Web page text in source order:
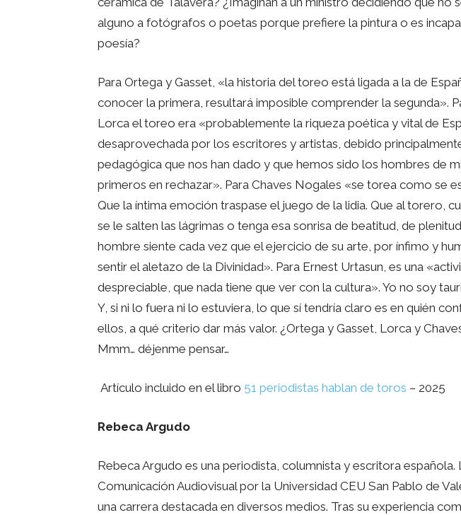
alguno a fotógrafos o poetas porque prefiere la pintura o es
poesía?
Para Ortega y Gasset, «la historia del toreo está ligada a la de
conocer la primera, resultará imposible comprender la segunda».
Lorca el toreo era «probablemente la riqueza poética y vital de
desaprovechada por los escritores y artistas, debido
pedagógica que nos han dado y que hemos sido los hombres de
primeros en rechazar». Para Chaves Nogales «se torea como se
Que la íntima emoción traspase el juego de la lidia. Que al torero,
se le salten las lágrimas o tenga esa sonrisa de beatitud, de
hombre siente cada vez que el ejercicio de su arte, por ínfimo y
sentir el aletazo de la Divinidad». Para Ernest Urtasun, es una
despreciable, que nada tiene que ver con la cultura». Yo no soy
Y, si ni lo fuera ni lo estuviera, lo que sí tendría claro es en quién
ellos, a qué criterio dar más valor. ¿Ortega y Gasset, Lorca y
Mmm… déjenme pensar…
Artículo incluido en el libro 51 periodistas hablan de toros – 2025
Rebeca Argudo
Rebeca Argudo es una periodista, columnista y escritora española.
Comunicación Audiovisual por la Universidad CEU San Pablo de
una carrera destacada en diversos medios. Tras su experiencia